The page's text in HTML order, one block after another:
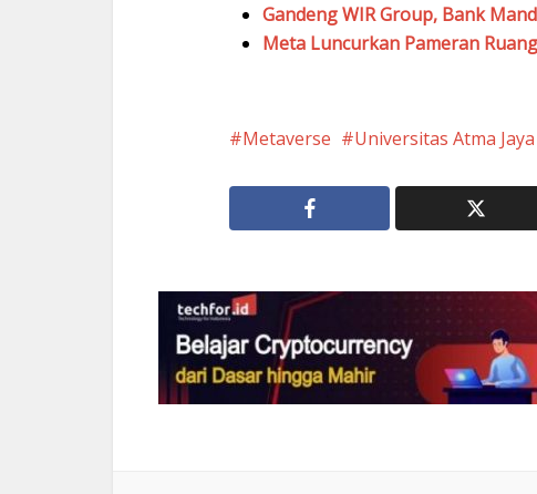
Gandeng WIR Group, Bank
Meta Luncurkan Pameran
Metaverse Universitas Atma Jaya